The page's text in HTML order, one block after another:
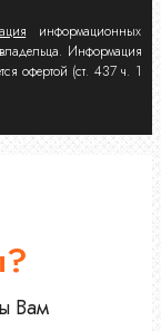
информационных
Информация
офертой (ст. 437 ч. 1
Вам